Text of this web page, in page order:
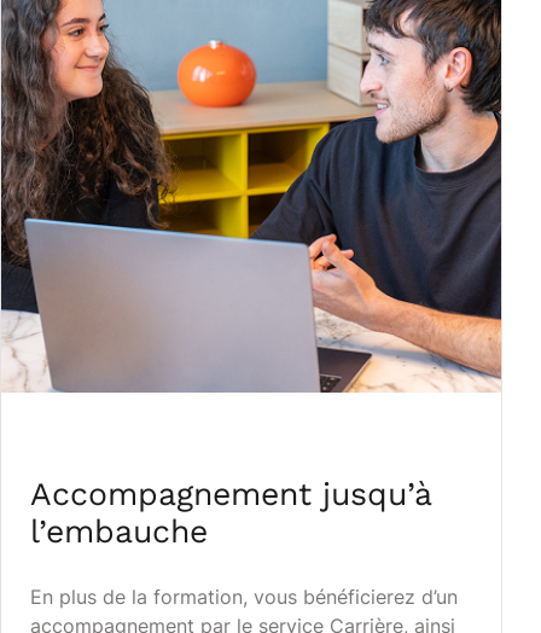
Accompagnement jusqu’à
l’embauche
En plus de la formation, vous bénéficierez d’un
accompagnement par le service Carrière, ainsi